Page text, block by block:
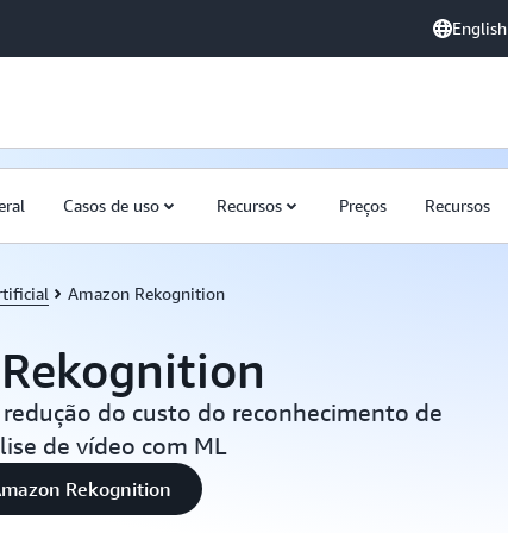
English
Casos de uso Recursos Preços Recursos
Amazon Rekognition
do custo do reconhecimento de
de vídeo com ML
Rekognition